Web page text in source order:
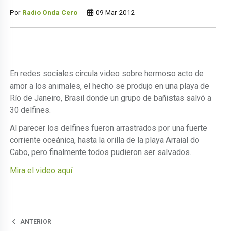
Por Radio Onda Cero 09 Mar 2012
En redes sociales circula video sobre hermoso acto de
amor a los animales, el hecho se produjo en una playa de
Río de Janeiro, Brasil donde un grupo de bañistas salvó a
30 delfines.
Al parecer los delfines fueron arrastrados por una fuerte
corriente oceánica, hasta la orilla de la playa Arraial do
Cabo, pero finalmente todos pudieron ser salvados.
Mira el video aquí
ANTERIOR